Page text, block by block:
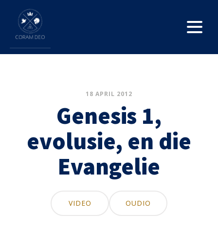
18 APRIL 2012
Genesis 1,
evolusie, en die
Evangelie
VIDEO OUDIO